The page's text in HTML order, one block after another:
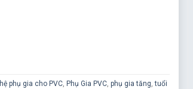
hệ phụ gia cho PVC, Phụ Gia PVC, phụ gia tăng,tuổi